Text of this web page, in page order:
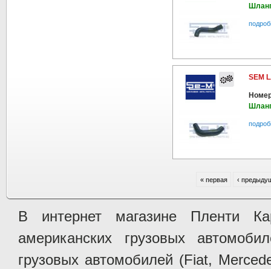
SEM
« первая ‹
В интернет магазине Пленти
американских грузовых
грузовых автомобилей (Fiat,